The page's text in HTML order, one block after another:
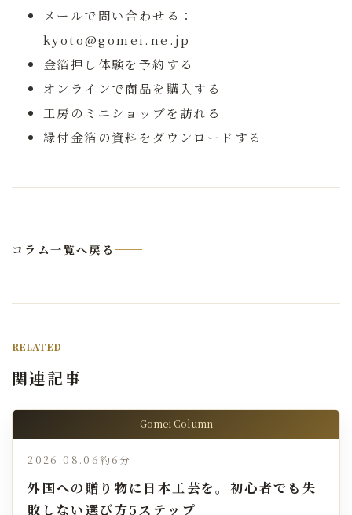
メールで問い合わせる：
kyoto@gomei.ne.jp
金箔押し体験を予約する
オンラインで商品を購入する
工房のミニショップを訪れる
縁付金箔の資料をダウンロードする
コラム一覧へ戻る
RELATED
関連記事
Gomei Column
2026.08.06 約6分
外国への贈り物に日本工芸を。初心者でも失
敗しない選び方5ステップ